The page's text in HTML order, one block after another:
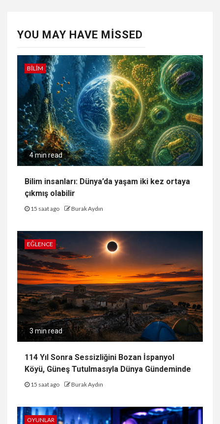
YOU MAY HAVE MISSED
BILIM
4 min read
Bilim insanları: Dünya’da yaşam iki kez ortaya
çıkmış olabilir
15 saat ago Burak Aydın
EĞLENCE
3 min read
114 Yıl Sonra Sessizliğini Bozan İspanyol
Köyü, Güneş Tutulmasıyla Dünya Gündeminde
15 saat ago Burak Aydın
OYUNLAR